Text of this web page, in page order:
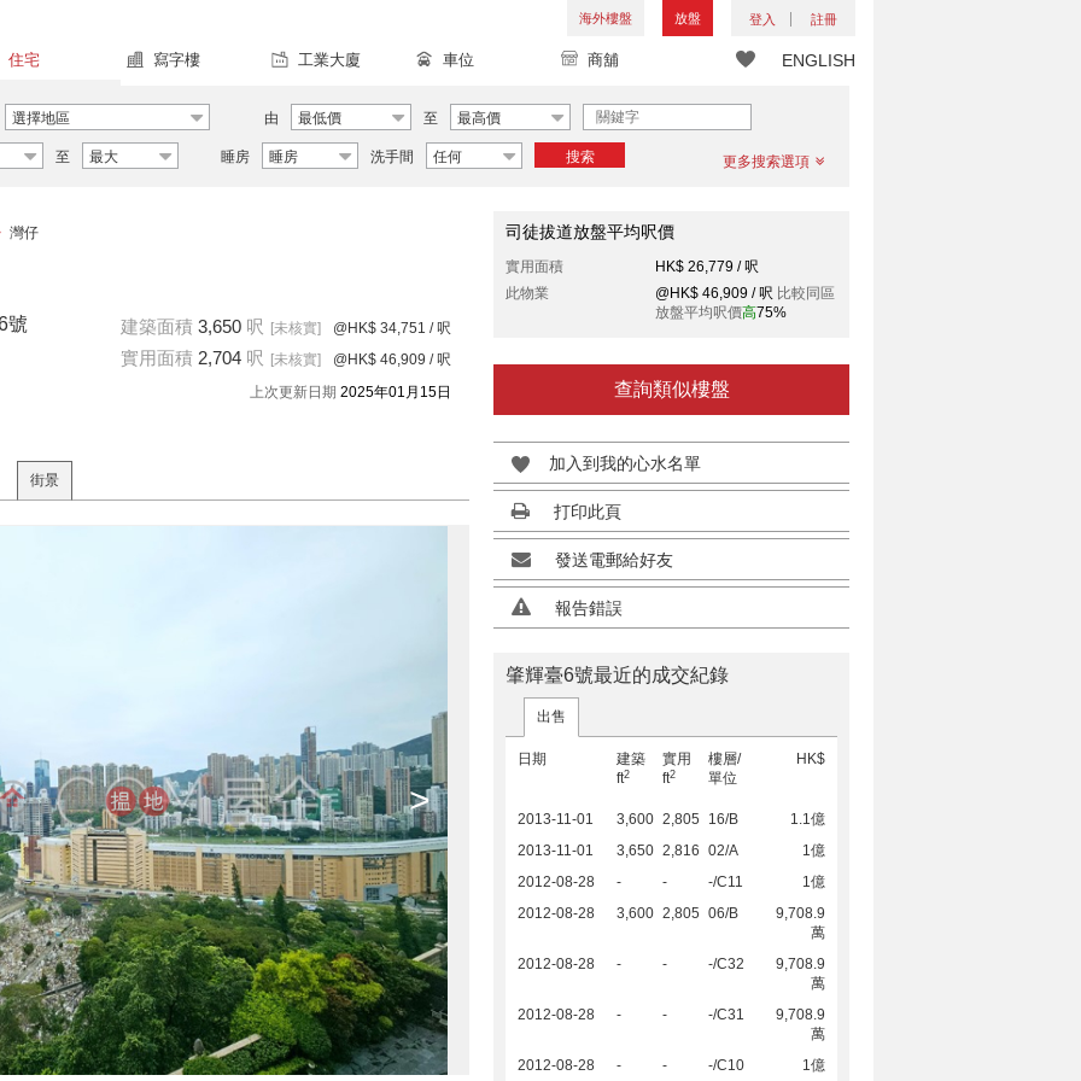
海外樓盤 放盤 登入 註冊
ENGLISH
住宅 寫字樓 工業大廈 車位 商舖
選擇地區 由 最低價 至 最高價
至 最大 睡房 睡房 洗手間 任何 搜索 更多搜索選項
灣仔
號 建築面積 3,650 呎 [未核實] @HK$ 34,751 / 呎
實用面積 2,704 呎 [未核實] @HK$ 46,909 / 呎
上次更新日期 2025年01月15日
街景
>
司徒拔道放盤平均呎價
實用面積
HK$ 26,779 / 呎
此物業
@HK$ 46,909 / 呎 比較同區
放盤平均呎價高75%
查詢類似樓盤
加入到我的心水名單
打印此頁
發送電郵給好友
報告錯誤
肇輝臺6號最近的成交紀錄
出售
日期
建築
ft2
實用
ft2
樓層/
單位
HK$
2013-11-01 3,600 2,805 16/B
1.1億
2013-11-01
3,650 2,816 02/A
1億
2012-08-28
- - -/C11
1億
2012-08-28
3,600 2,805 06/B
9,708.9
萬
2012-08-28
- - -/C32
9,708.9
萬
2012-08-28
- - -/C31
9,708.9
萬
2012-08-28
- - -/C10 1億